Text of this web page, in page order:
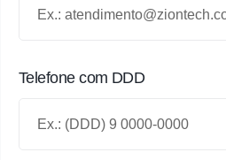
Telefone com DDD